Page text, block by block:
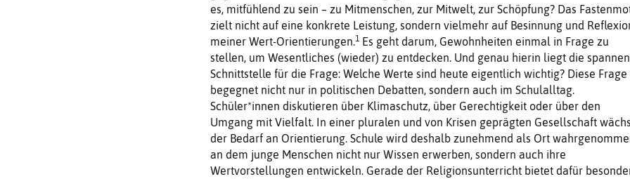
es, mitfühlend zu sein – zu Mitmenschen, zur Mitwelt, zur Schöpfung? Das
zielt nicht auf eine konkrete Leistung, sondern vielmehr auf Besinnung und
meiner Wert-Orientierungen.1Es geht darum, Gewohnheiten einmal in Frage zu
stellen, um Wesentliches (wieder) zu entdecken. Und genau hierin liegt die
Schnittstelle für die Frage: Welche Werte sind heute eigentlich wichtig? Diese Frage
begegnet nicht nur in politischen Debatten, sondern auch im Schulalltag.
Schüler*innen diskutieren über Klimaschutz, über Gerechtigkeit oder über den
Umgang mit Vielfalt. In einer pluralen und von Krisen geprägten Gesellschaft
der Bedarf an Orientierung. Schule wird deshalb zunehmend als Ort
an dem junge Menschen nicht nur Wissen erwerben, sondern auch ihre
Wertvorstellungen entwickeln. Gerade der Religionsunterricht bietet dafür